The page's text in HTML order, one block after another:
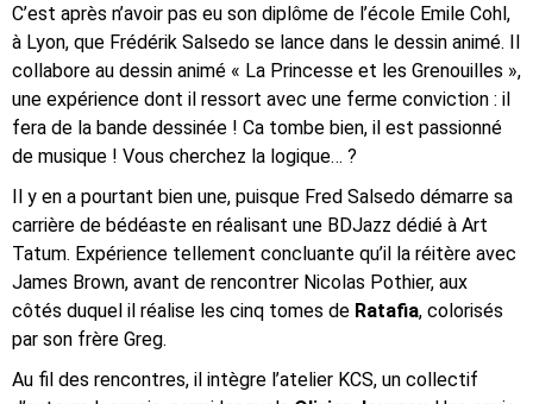
C’est après n’avoir pas eu son diplôme de l’école Emile Cohl,
à Lyon, que Frédérik Salsedo se lance dans le dessin animé. Il
collabore au dessin animé « La Princesse et les Grenouilles »,
une expérience dont il ressort avec une ferme conviction : il
fera de la bande dessinée ! Ca tombe bien, il est passionné
de musique ! Vous cherchez la logique… ?
Il y en a pourtant bien une, puisque Fred Salsedo démarre sa
carrière de bédéaste en réalisant une BDJazz dédié à Art
Tatum. Expérience tellement concluante qu’il la réitère avec
James Brown, avant de rencontrer Nicolas Pothier, aux
côtés duquel il réalise les cinq tomes de Ratafia, colorisés
par son frère Greg.
Au fil des rencontres, il intègre l’atelier KCS, un collectif